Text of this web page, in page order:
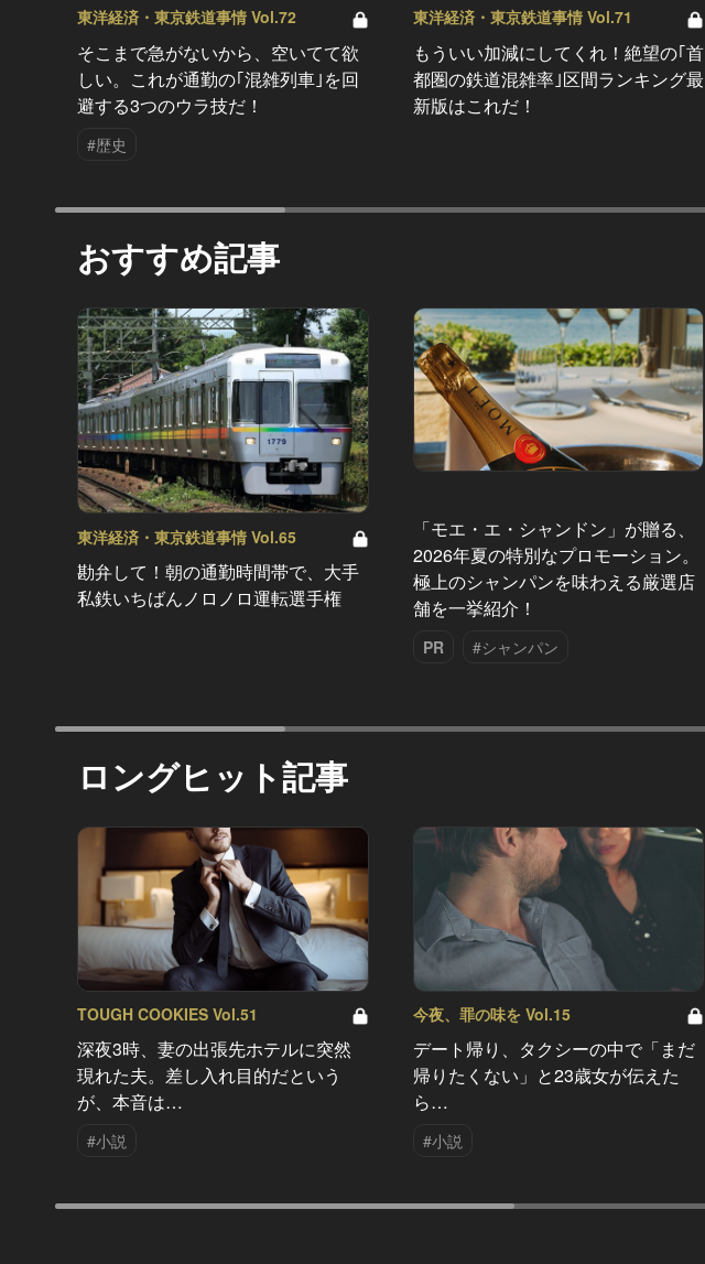
東洋経済・東京鉄道事情 Vol.72
そこまで急がないから、空いてて欲
しい。これが通勤の｢混雑列車｣を回
避する3つのウラ技だ！
#歴史
東洋経済・東京鉄道事情 Vol.71
もういい加減にしてくれ！絶望の｢首
都圏の鉄道混雑率｣区間ランキング最
新版はこれだ！
おすすめ記事
東洋経済・東京鉄道事情 Vol.65
勘弁して！朝の通勤時間帯で、大手
私鉄いちばんノロノロ運転選手権
「モエ・エ・シャンドン」が贈る、
2026年夏の特別なプロモーション。
極上のシャンパンを味わえる厳選店
舗を一挙紹介！
PR #シャンパン
ロングヒット記事
TOUGH COOKIES Vol.51
深夜3時、妻の出張先ホテルに突然
現れた夫。差し入れ目的だという
が、本音は…
#小説
今夜、罪の味を Vol.15
デート帰り、タクシーの中で「まだ
帰りたくない」と23歳女が伝えた
ら…
#小説